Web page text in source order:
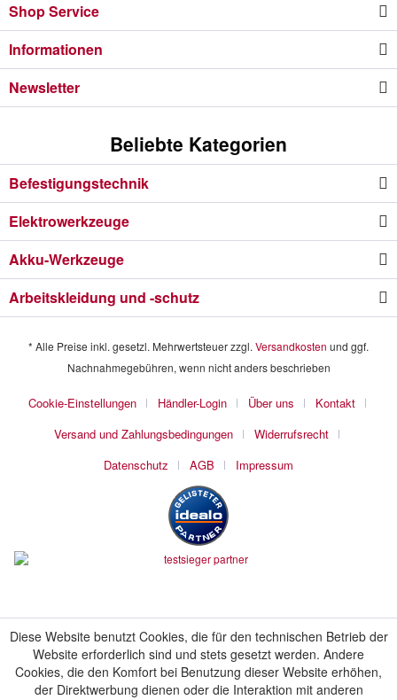
Shop Service
Informationen
Newsletter
Beliebte Kategorien
Befestigungstechnik
Elektrowerkzeuge
Akku-Werkzeuge
Arbeitskleidung und -schutz
* Alle Preise inkl. gesetzl. Mehrwertsteuer zzgl. Versandkosten und ggf.
Nachnahmegebühren, wenn nicht anders beschrieben
Cookie-Einstellungen Händler-Login Über uns
Kontakt
Versand und Zahlungsbedingungen
Widerrufsrecht
Datenschutz
AGB Impressum
Diese Website benutzt Cookies, die für den technischen Betrieb der
Website erforderlich sind und stets gesetzt werden. Andere
Cookies, die den Komfort bei Benutzung dieser Website erhöhen,
der Direktwerbung dienen oder die Interaktion mit anderen